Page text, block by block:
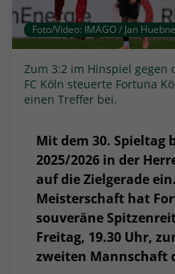
Foto/Video: IMAGO / Jan
Zum 3:2 im Hinspiel gegen
FC Köln steuerte Fortuna
einen Treffer bei.
Mit dem 30. Spieltag
2025/2026 in der
auf die Zielgerade
Meisterschaft hat
souveräne
Freitag, 19.30 Uhr,
zweiten Mannschaft